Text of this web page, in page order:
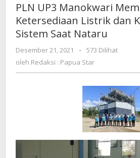
PLN UP3 Manokwari
Ketersediaan Listrik dan
Sistem Saat Nataru
Desember 21, 2021
oleh
Redaksi
Star
-
573 Dilihat
oleh Redaksi : Papua Star